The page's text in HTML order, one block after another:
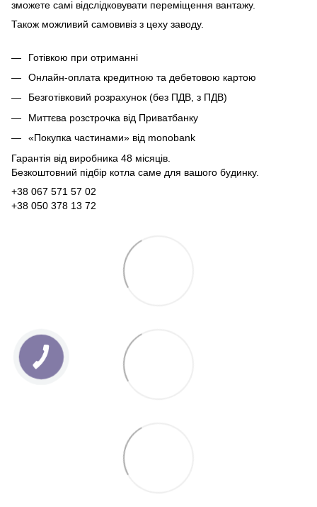
зможете самі відслідковувати переміщення вантажу.
Також можливий самовивіз з цеху заводу.
Готівкою при отриманні
Онлайн-оплата кредитною та дебетовою картою
Безготівковий розрахунок (без ПДВ, з ПДВ)
Миттєва розстрочка від Приватбанку
«Покупка частинами» від monobank
Гарантія від виробника 48 місяців.
Безкоштовний підбір котла саме для вашого будинку.
+38 067 571 57 02
+38 050 378 13 72